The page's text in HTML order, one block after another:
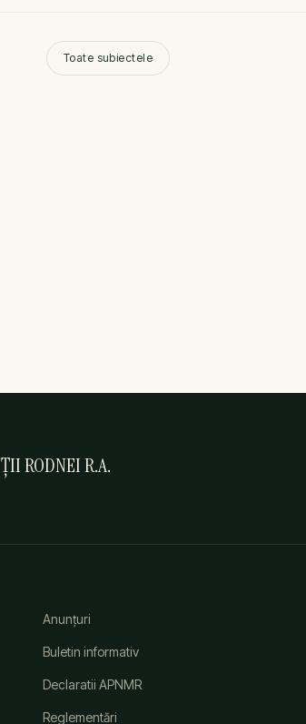
Toate subiectele
RODNEI R.A.
Anunțuri
Buletin informativ
Declaratii APNMR
Reglementări